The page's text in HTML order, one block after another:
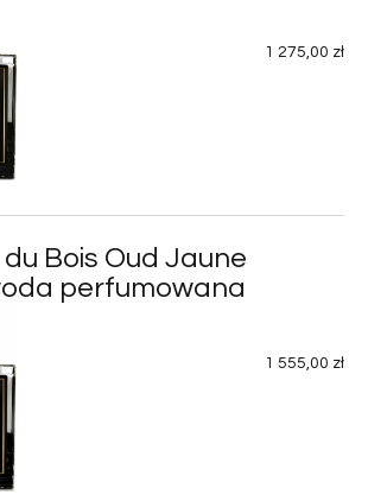
1 275,00 zł
Bois Oud Jaune
perfumowana
1 555,00 zł